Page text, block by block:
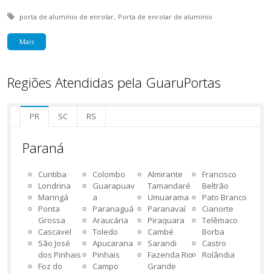
Tagged with:
porta de alumínio de enrolar Porta de enrolar de alumínio
Mais
Regiões Atendidas pela GuaruPortas
PR SC RS
Paraná
Curitiba
Londrina
Maringá
Ponta
Grossa
Cascavel
São José
dos Pinhais
Foz do
Colombo
Guarapuav
a
Paranaguá
Araucária
Toledo
Apucarana
Pinhais
Campo
Almirante
Tamandaré
Umuarama
Paranavaí
Piraquara
Cambé
Sarandi
Fazenda Rio
Grande
Francisco
Beltrão
Pato Branco
Cianorte
Telêmaco
Borba
Castro
Rolândia